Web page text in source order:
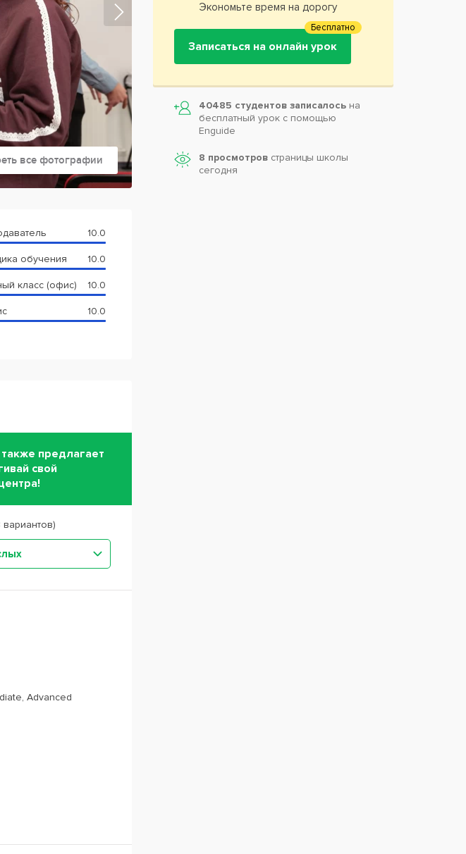
все фотографии
10.0
обучения 10.0
класс (офис) 10.0
10.0
предлагает
свой
Advanced
Экономьте время на дорогу
Записаться на онлайн урок
Бесплатно
40485 студентов записалось на
бесплатный урок с помощью
Enguide
8 просмотровстраницы школы
сегодня